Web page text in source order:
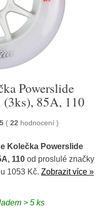
Powerslide
(3ks), 85A, 110
5 ( 22 hodnocení )
Kolečka Powerslide
110od proslulé značky
1053 Kč. Zobrazit více »
> 5 ks